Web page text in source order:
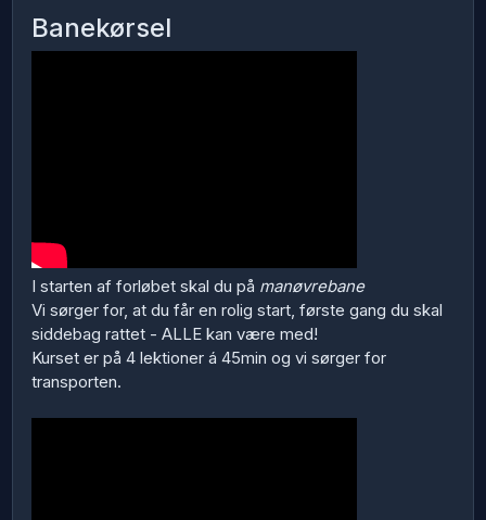
Banekørsel
I starten af forløbet skal du på manøvrebane
Vi sørger for, at du får en rolig start, første gang du skal
siddebag rattet - ALLE kan være med!
Kurset er på 4 lektioner á 45min og vi sørger for
transporten.